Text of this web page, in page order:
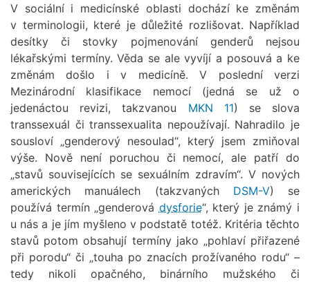
V sociální i medicínské oblasti dochází ke změnám
v terminologii, které je důležité rozlišovat. Například
desítky či stovky pojmenování genderů nejsou
lékařskými termíny. Věda se ale vyvíjí a posouvá a ke
změnám došlo i v medicíně. V poslední verzi
Mezinárodní klasifikace nemocí (jedná se už o
jedenáctou revizi, takzvanou MKN 11) se slova
transsexuál či transsexualita nepoužívají. Nahradilo je
sousloví „genderový nesoulad“, který jsem zmiňoval
výše. Nově není poruchou či nemocí, ale patří do
„stavů souvisejících se sexuálním zdravím“. V nových
amerických manuálech (takzvaných DSM-V) se
používá termín „genderová dysforie“, který je známý i
u nás a je jím myšleno v podstatě totéž. Kritéria těchto
stavů potom obsahují termíny jako „pohlaví přiřazené
při porodu“ či „touha po znacích prožívaného rodu“ –
tedy nikoli opačného, binárního mužského či